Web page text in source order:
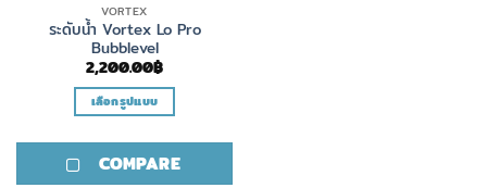
VORTEX
ระดับน้ำ Vortex Lo Pro
Bubblevel
2,200.00฿
เลือกรูปแบบ
product
has
COMPARE